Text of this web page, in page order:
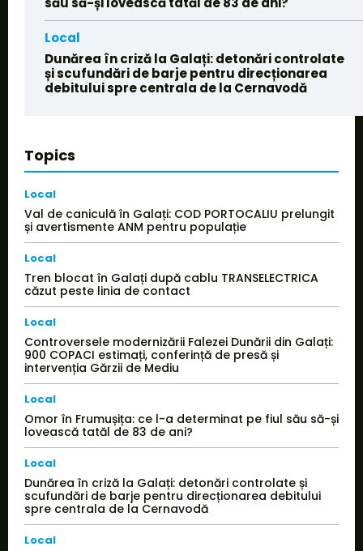
Local
Dunărea în criză la Galați: detonări controlate
și scufundări de barje pentru direcționarea
debitului spre centrala de la Cernavodă
Topics
Local
Val de caniculă în Galați: COD PORTOCALIU prelungit
și avertismente ANM pentru populație
Local
Tren blocat în Galați după cablu TRANSELECTRICA
căzut peste linia de contact
Local
Controversele modernizării Falezei Dunării din Galați:
900 COPACI estimați, conferință de presă și
intervenția Gărzii de Mediu
Local
Omor în Frumușița: ce l-a determinat pe fiul său să-și
lovească tatăl de 83 de ani?
Local
Dunărea în criză la Galați: detonări controlate și
scufundări de barje pentru direcționarea debitului
spre centrala de la Cernavodă
Local